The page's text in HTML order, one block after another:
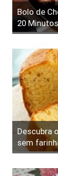
Bolo de
20
Descubra
sem